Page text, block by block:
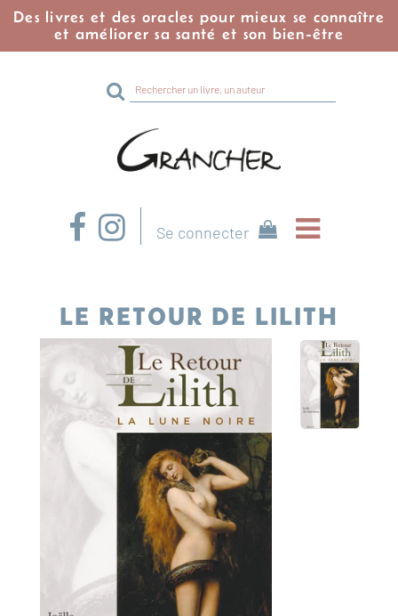
Des livres et des oracles pour mieux se connaître
et améliorer sa santé et son bien-être
Rechercher
sur
Se connecter
LE RETOUR DE LILITH